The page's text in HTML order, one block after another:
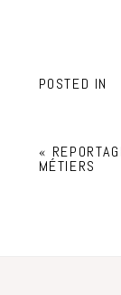
POSTED IN
«
MÉTIERS